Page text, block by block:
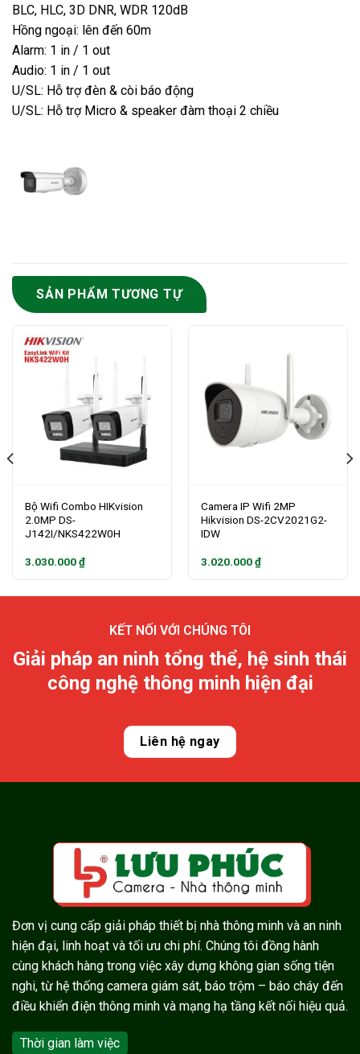
BLC, HLC, 3D DNR, WDR 120dB
Hồng ngoại: lên đến 60m
Alarm: 1 in / 1 out
Audio: 1 in / 1 out
U/SL: Hỗ trợ đèn & còi báo động
U/SL: Hỗ trợ Micro & speaker đàm thoại 2 chiều
SẢN PHẨM TƯƠNG TỰ
Bộ Wifi Combo HIKvision
2.0MP DS-
J142I/NKS422W0H
3.030.000₫
Camera IP Wifi 2MP
Hikvision DS-2CV2021G2-
IDW
3.020.000₫
KẾT NỐI VỚI CHÚNG TÔI
Giải pháp an ninh tổng thể, hệ sinh thái
công nghệ thông minh hiện đại
Liên hệ ngay
Đơn vị cung cấp giải pháp thiết bị nhà thông minh và an ninh
hiện đại, linh hoạt và tối ưu chi phí. Chúng tôi đồng hành
cùng khách hàng trong việc xây dựng không gian sống tiện
nghi, từ hệ thống camera giám sát, báo trộm – báo cháy đến
điều khiển điện thông minh và mạng hạ tầng kết nối hiệu quả.
Thời gian làm việc